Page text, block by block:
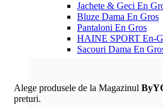
Jachete & Geci En
Bluze Dama En Gros
Pantaloni En Gros
HAINE SPORT En-
Sacouri Dama En
Alege produsele de la Magazinul
preturi.